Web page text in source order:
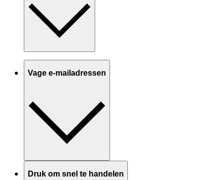
Vage e-mailadressen
Druk om snel te handelen